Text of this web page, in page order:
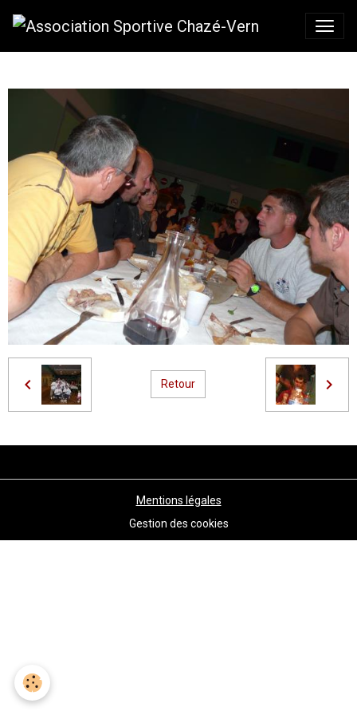
Retour
Mentions légales
Gestion des cookies